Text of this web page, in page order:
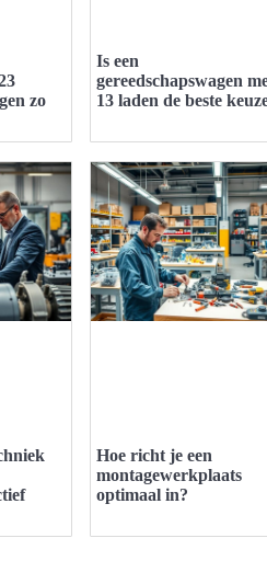
zo
Is een
gereedschapswagen
13 laden de beste
Hoe richt je een
montagewerkplaats
optimaal in?